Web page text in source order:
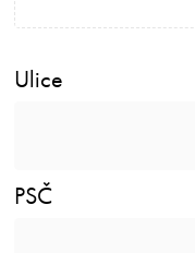
Ulice
PSČ